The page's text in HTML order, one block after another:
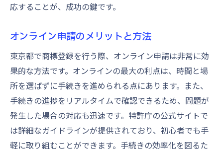
応することが、成功の鍵です。
オンライン申請のメリットと方法
東京都で商標登録を行う際、オンライン申請は非常に効
果的な方法です。オンラインの最大の利点は、時間と場
所を選ばずに手続きを進められる点にあります。また、
手続きの進捗をリアルタイムで確認できるため、問題が
発生した場合の対応も迅速です。特許庁の公式サイトで
は詳細なガイドラインが提供されており、初心者でも手
軽に取り組むことができます。手続きの効率化を図るた